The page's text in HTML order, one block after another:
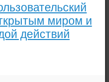
миром и
действий